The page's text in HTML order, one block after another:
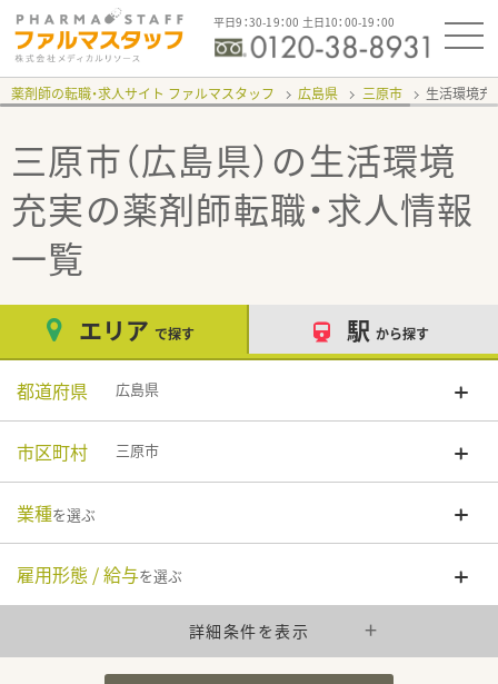
平日9：30-19：00 土日10：00-19：00
薬剤師の転職・求人サイト ファルマスタッフ 広島県 三原市 生活環境
三原市（広島県）の生活環境
充実の薬剤師転職・求人情報
一覧
エリア で探す 駅 から探す
都道府県 広島県
市区町村 三原市
業種を選ぶ
雇用形態 / 給与を選ぶ
詳細条件を表示